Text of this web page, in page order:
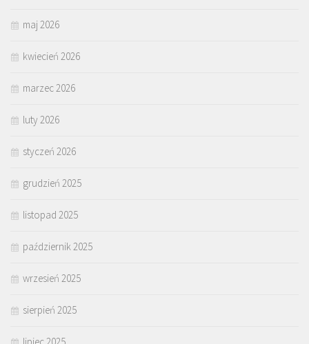
maj 2026
kwiecień 2026
marzec 2026
luty 2026
styczeń 2026
grudzień 2025
listopad 2025
październik 2025
wrzesień 2025
sierpień 2025